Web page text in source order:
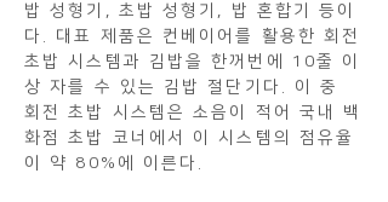
밥 성형기, 초밥 성형기, 밥 혼합기 등이
다. 대표 제품은 컨베이어를 활용한 회전
초밥 시스템과 김밥을 한꺼번에 10줄 이
상 자를 수 있는 김밥 절단기다. 이 중
회전 초밥 시스템은 소음이 적어 국내 백
화점 초밥 코너에서 이 시스템의 점유율
이 약 80%에 이른다.